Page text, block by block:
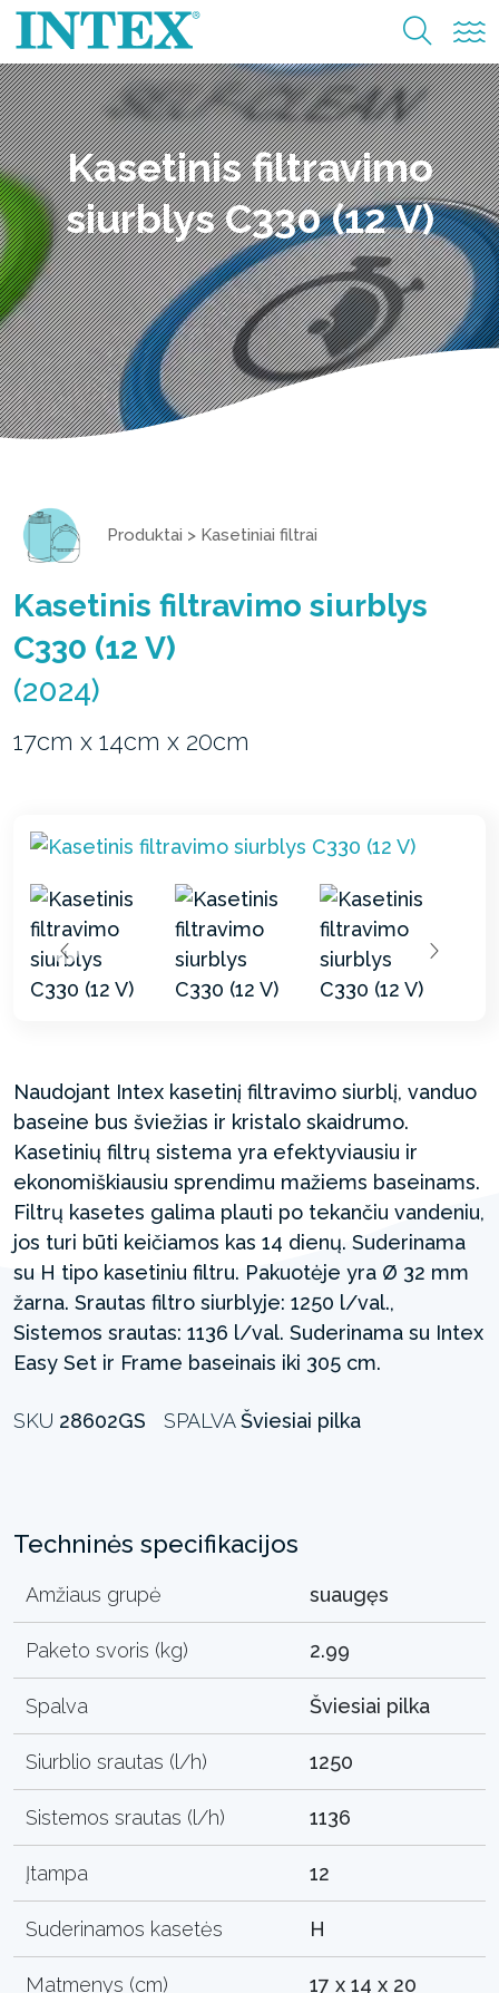
Kasetinis filtravimo
siurblys C330 (12 V)
Produktai > Kasetiniai filtrai
Kasetinis filtravimo siurblys
C330 (12 V)
(2024)
17cm x 14cm x 20cm
Naudojant Intex kasetinį filtravimo siurblį, vanduo
baseine bus šviežias ir kristalo skaidrumo.
Kasetinių filtrų sistema yra efektyviausiu ir
ekonomiškiausiu sprendimu mažiems baseinams.
Filtrų kasetes galima plauti po tekančiu vandeniu,
jos turi būti keičiamos kas 14 dienų. Suderinama
su H tipo kasetiniu filtru. Pakuotėje yra Ø 32 mm
žarna. Srautas filtro siurblyje: 1250 l/val.,
Sistemos srautas: 1136 l/val. Suderinama su Intex
Easy Set ir Frame baseinais iki 305 cm.
SKU 28602GS SPALVAŠviesiai pilka
Techninės specifikacijos
Amžiaus grupė suaugęs
Paketo svoris (kg) 2.99
Spalva Šviesiai pilka
Siurblio srautas (l/h) 1250
Sistemos srautas (l/h) 1136
Įtampa 12
Suderinamos kasetės H
Matmenys (cm) 17 x 14 x 20